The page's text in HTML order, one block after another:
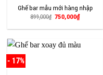
Ghế bar mẫu mới hàng nhập
899,000₫ Giá
là:
750,000₫Giá
tại
- 17%